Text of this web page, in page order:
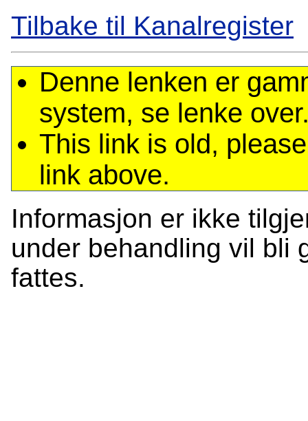
Tilbake til Kanalregister
Denne lenken er
system, se lenke
This link is old,
link above.
Informasjon er ikke
under behandling vil bli
fattes.